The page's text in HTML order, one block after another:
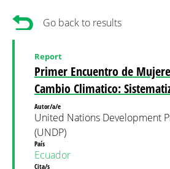
Go back to results
Primer Encuentro de
Cambio Climatico:
Report
Autor/a/e
United Nations Development
(UNDP)
País
Ecuador
Cita/s